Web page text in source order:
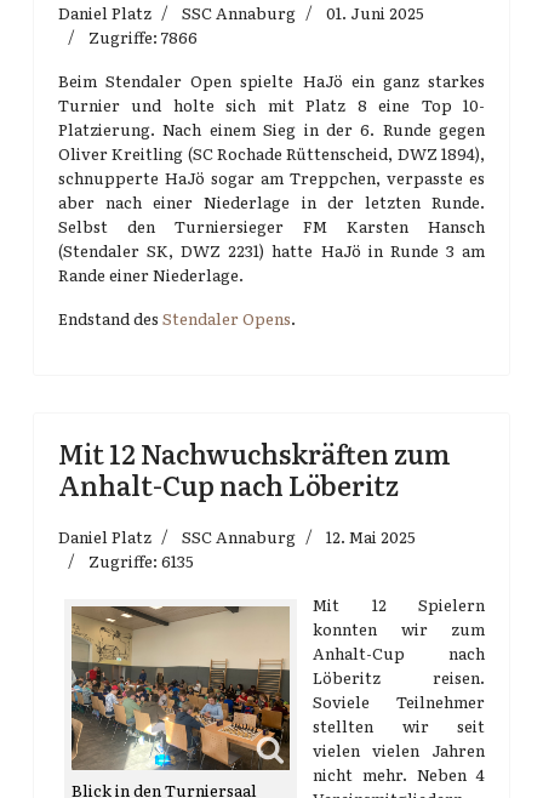
Daniel Platz SSC Annaburg
01. Juni 2025
Zugriffe: 7866
Beim Stendaler Open spielte HaJö ein ganz starkes
Turnier und holte sich mit Platz 8 eine Top 10-
Platzierung. Nach einem Sieg in der 6. Runde gegen
Oliver Kreitling (SC Rochade Rüttenscheid, DWZ 1894),
schnupperte HaJö sogar am Treppchen, verpasste es
aber nach einer Niederlage in der letzten Runde.
Selbst den Turniersieger FM Karsten Hansch
(Stendaler SK, DWZ 2231) hatte HaJö in Runde 3 am
Rande einer Niederlage.
Endstand des Stendaler Opens.
Mit 12 Nachwuchskräften zum
Anhalt-Cup nach Löberitz
Daniel Platz SSC Annaburg
12. Mai 2025
Zugriffe: 6135
Blick in den Turniersaal
Mit 12 Spielern
konnten wir zum
Anhalt-Cup nach
Löberitz reisen.
Soviele Teilnehmer
stellten wir seit
vielen vielen Jahren
nicht mehr. Neben 4